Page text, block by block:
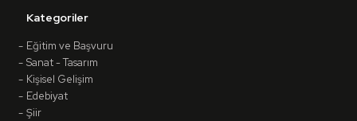
Kategoriler
Eğitim ve Başvuru
Sanat - Tasarım
Kişisel Gelişim
Edebiyat
Şiir